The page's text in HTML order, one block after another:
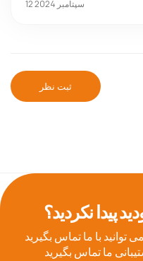
12 سپتامبر 2024
ثبت نظر
پیدا نکردید؟